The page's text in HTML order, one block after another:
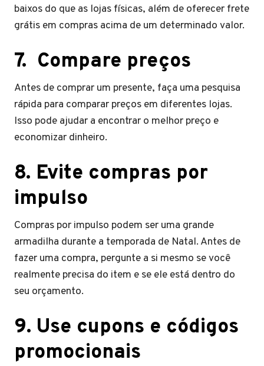
baixos do que as lojas físicas, além de oferecer frete
grátis em compras acima de um determinado valor.
7. Compare preços
Antes de comprar um presente, faça uma pesquisa
rápida para comparar preços em diferentes lojas.
Isso pode ajudar a encontrar o melhor preço e
economizar dinheiro.
8. Evite compras por
impulso
Compras por impulso podem ser uma grande
armadilha durante a temporada de Natal. Antes de
fazer uma compra, pergunte a si mesmo se você
realmente precisa do item e se ele está dentro do
seu orçamento.
9. Use cupons e códigos
promocionais